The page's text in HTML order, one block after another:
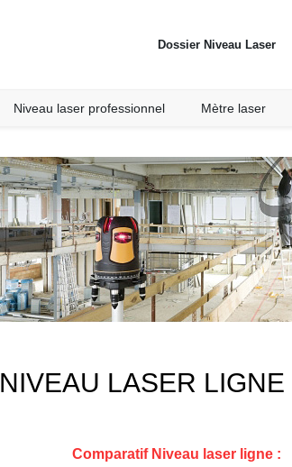
Niveau laser professionnel Mètre laser
Dossier Niveau Laser
NIVEAU LASER LIGNE
Comparatif Niveau laser ligne :